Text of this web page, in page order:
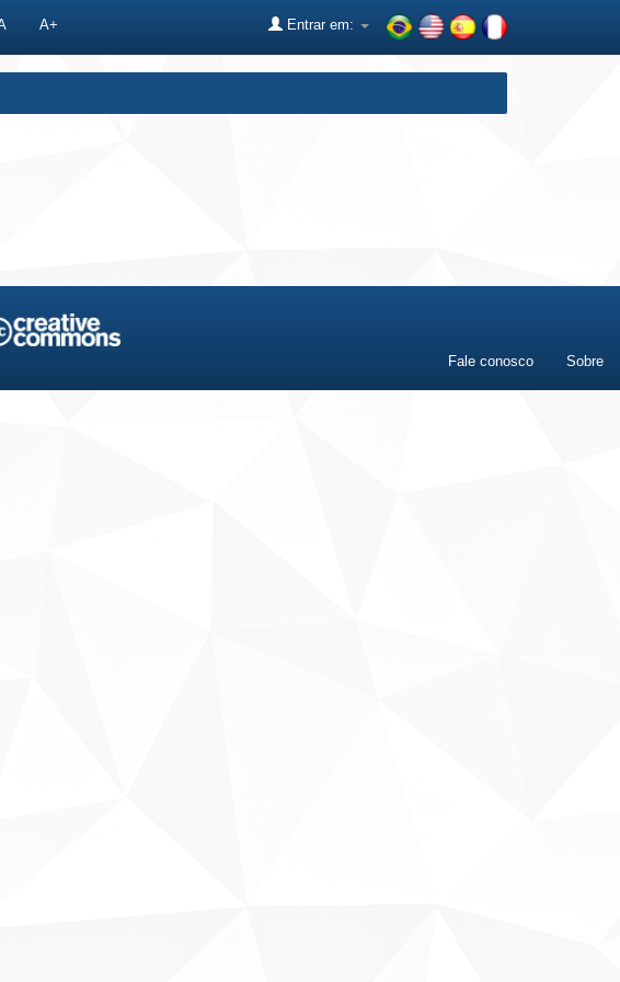
A+ Entrar em:
Fale conosco Sobre